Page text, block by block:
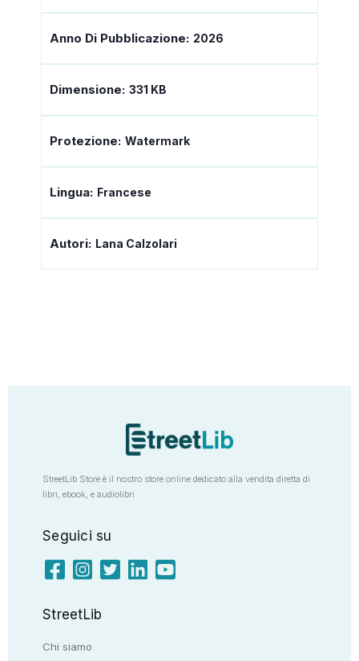
Anno Di Pubblicazione: 2026
Dimensione: 331 KB
Protezione: Watermark
Lingua: Francese
Autori: Lana Calzolari
StreetLib Store è il nostro store online dedicato alla vendita diretta di
libri, ebook, e audiolibri
Seguici su
StreetLib
Chi siamo